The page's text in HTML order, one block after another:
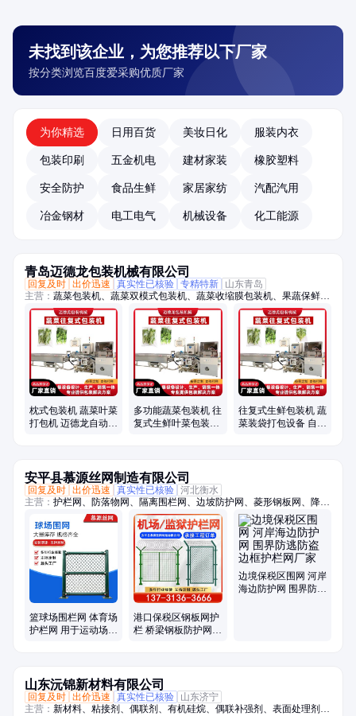
未找到该企业，为您推荐以下厂家
按分类浏览百度爱采购优质厂家
为你精选 日用百货 美妆日化 服装内衣
包装印刷 五金机电 建材家装 橡胶塑料
安全防护 食品生鲜 家居家纺 汽配汽用
冶金钢材 电工电气 机械设备 化工能源
青岛迈德龙包装机械有限公司
回复及时 出价迅速 真实性已核验 专精特新
山东青岛
主营： 蔬菜包装机、蔬菜双模式包装机、蔬菜收缩膜包装机、果蔬保鲜膜
包装机、托盒果蔬包装机、生鲜包装机、保鲜包装机、蔬菜高速包装机、
称重贴标机、冬瓜定量切片机
枕式包装机 蔬菜叶菜
打包机 迈德龙自动生
多功能蔬菜包装机 往
复式生鲜叶菜包装设
往复式生鲜包装机 蔬
菜装袋打包设备 自动
安平县慕源丝网制造有限公司
回复及时 出价迅速 真实性已核验 河北衡水
主营： 护栏网、防落物网、隔离围栏网、边坡防护网、菱形钢板网、降噪
隔音墙、户外吸音板、桥梁防护网、防落物围栏网、篮球场围栏网、柔性
钢丝绳网、斜坡防落石网、光伏电站围栏、高架桥梁隔音屏、保税区围界
篮球场围栏网 体育场
护栏网 用于运动场的
港口保税区钢板网护
栏 桥梁钢板防护网围
边境保税区围网 河岸
海边防护网 围界防逃
山东沅锦新材料有限公司
回复及时 出价迅速 真实性已核验
山东济宁
主营： 新材料、粘接剂、偶联剂、有机硅烷、偶联补强剂、表面处理剂、